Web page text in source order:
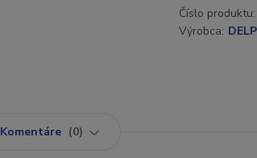
Číslo produktu:
Výrobca:
Komentáre 0